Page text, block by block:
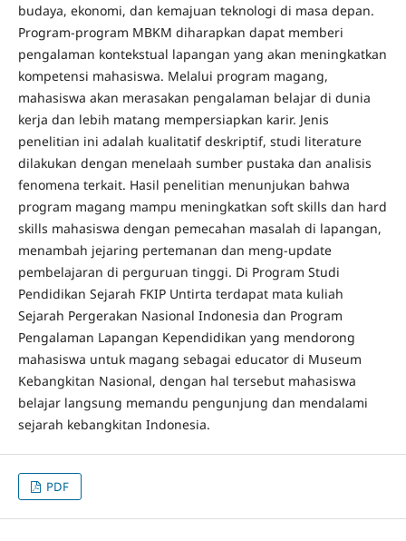
budaya, ekonomi, dan kemajuan teknologi di masa depan.
Program-program MBKM diharapkan dapat memberi
pengalaman kontekstual lapangan yang akan meningkatkan
kompetensi mahasiswa. Melalui program magang,
mahasiswa akan merasakan pengalaman belajar di dunia
kerja dan lebih matang mempersiapkan karir. Jenis
penelitian ini adalah kualitatif deskriptif, studi literature
dilakukan dengan menelaah sumber pustaka dan analisis
fenomena terkait. Hasil penelitian menunjukan bahwa
program magang mampu meningkatkan soft skills dan hard
skills mahasiswa dengan pemecahan masalah di lapangan,
menambah jejaring pertemanan dan meng-update
pembelajaran di perguruan tinggi. Di Program Studi
Pendidikan Sejarah FKIP Untirta terdapat mata kuliah
Sejarah Pergerakan Nasional Indonesia dan Program
Pengalaman Lapangan Kependidikan yang mendorong
mahasiswa untuk magang sebagai educator di Museum
Kebangkitan Nasional, dengan hal tersebut mahasiswa
belajar langsung memandu pengunjung dan mendalami
sejarah kebangkitan Indonesia.
PDF